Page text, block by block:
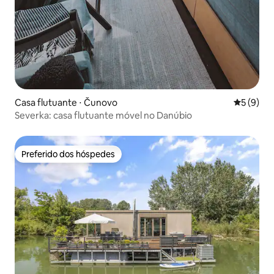
Casa flutuante ⋅ Čunovo 5 de
5 (9)
Severka: casa flutuante móvel no Danúbio
Preferido dos hóspedes
Preferido dos hóspedes